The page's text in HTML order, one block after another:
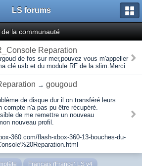
LS forums
la communauté
Reparation
de fos sur mer,pouvez vous m'appeller
clé usb et du module RF de la slim.Merci
→ gougoud
de disque dur il on transféré leurs
compte n'a pas pu être récupéré.
de me remettre un nouveau
nouveau profil.
360.com/flash-xbox-360-13-bouches-du-
Français (France) LS v4